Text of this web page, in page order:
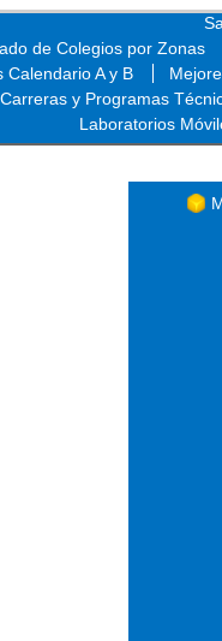
de Colegios por Zonas
Calendario A y B
y Programas
Laboratorios